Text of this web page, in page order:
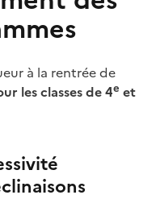
à la rentrée de
les classes de 4e et